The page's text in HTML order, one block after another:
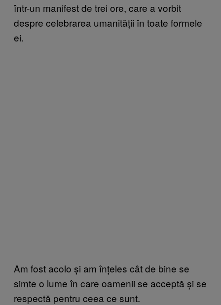
într-un manifest de trei ore, care a vorbit
despre celebrarea umanității în toate formele
ei.
Am fost acolo și am înțeles cât de bine se
simte o lume în care oamenii se acceptă și se
respectă pentru ceea ce sunt.